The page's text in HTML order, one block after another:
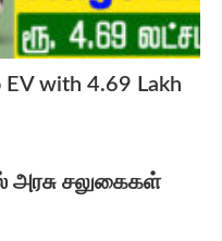
EV with 4.69 Lakh
அரசு சலுகைகள்